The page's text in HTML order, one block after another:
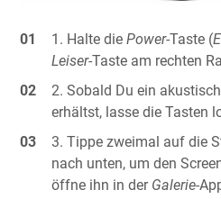
Halte diePower-Taste (
Leiser-Taste am rechten
Sobald Du ein
erhältst, lasse die Tasten
Tippe zweimal auf die
nach unten, um den
öffne ihn in der Galerie-